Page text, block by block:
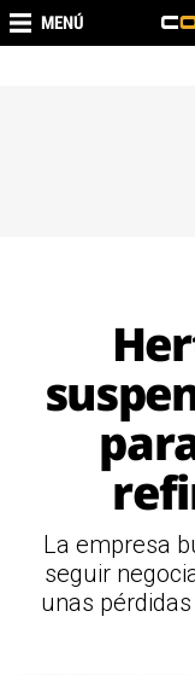
MENÚ
La empresa
seguir
unas